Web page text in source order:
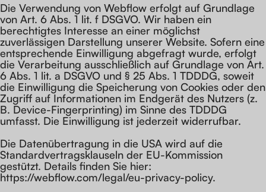
Die Verwendung von Webflow erfolgt auf Grundlage
von Art. 6 Abs. 1 lit. f DSGVO. Wir haben ein
berechtigtes Interesse an einer möglichst
zuverlässigen Darstellung unserer Website. Sofern eine
entsprechende Einwilligung abgefragt wurde, erfolgt
die Verarbeitung ausschließlich auf Grundlage von Art.
6 Abs. 1 lit. a DSGVO und § 25 Abs. 1 TDDDG, soweit
die Einwilligung die Speicherung von Cookies oder den
Zugriff auf Informationen im Endgerät des Nutzers (z.
B. Device-Fingerprinting) im Sinne des TDDDG
umfasst. Die Einwilligung ist jederzeit widerrufbar.
Die Datenübertragung in die USA wird auf die
Standardvertragsklauseln der EU-Kommission
gestützt. Details finden Sie hier:
https://webflow.com/legal/eu-privacy-policy.